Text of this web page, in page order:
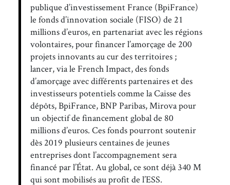
publique d’investissement France (BpiFrance)
le fonds d’innovation sociale (FISO) de 21
millions d’euros, en partenariat avec les régions
volontaires, pour financer l’amorçage de 200
projets innovants au cur des territoires ;
lancer, via le French Impact, des fonds
d’amorçage avec différents partenaires et des
investisseurs potentiels comme la Caisse des
dépôts, BpiFrance, BNP Paribas, Mirova pour
un objectif de financement global de 80
millions d’euros. Ces fonds pourront soutenir
dès 2019 plusieurs centaines de jeunes
entreprises dont l’accompagnement sera
financé par l’État. Au global, ce sont déjà 340 M
qui sont mobilisés au profit de l’ESS.